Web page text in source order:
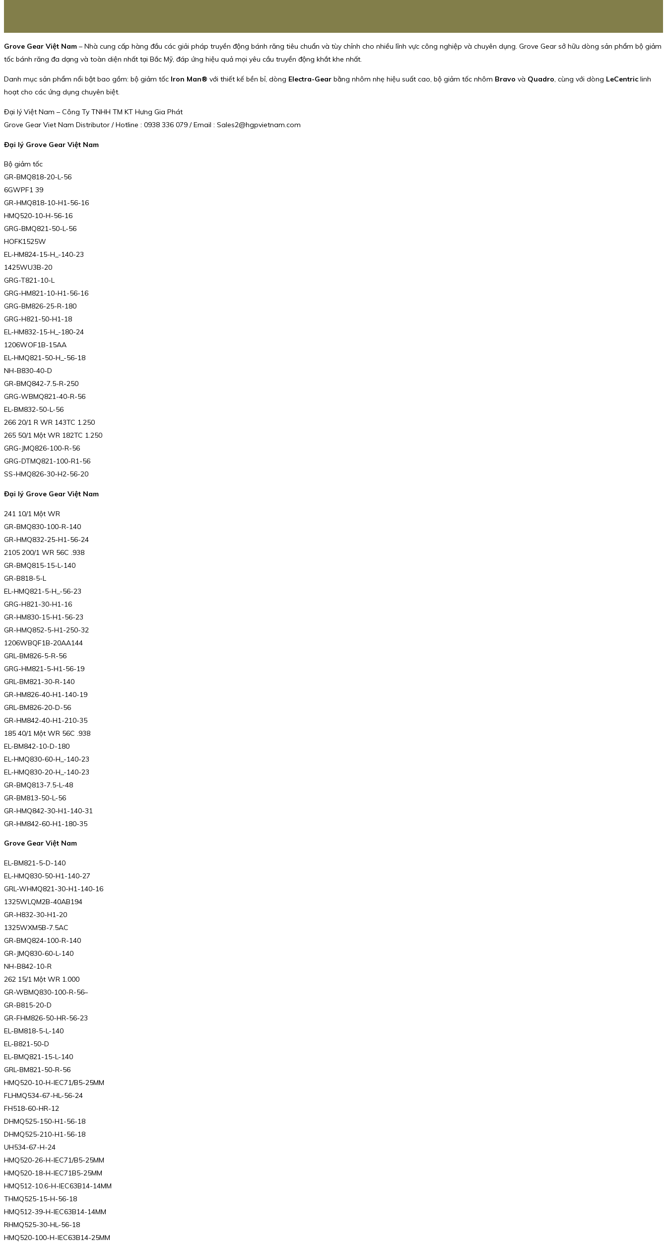
Grove Gear Việt Nam – Nhà cung cấp hàng đầu các giải pháp truyền động bánh răng tiêu chuẩn và tùy chỉnh cho nhiều lĩnh vực công nghiệp và chuyên dụng. Grove Gear sở hữu dòng sản phẩm bộ giảm
tốc bánh răng đa dạng và toàn diện nhất tại Bắc Mỹ, đáp ứng hiệu quả mọi yêu cầu truyền động khắt khe nhất.
Danh mục sản phẩm nổi bật bao gồm: bộ giảm tốc Iron Man® với thiết kế bền bỉ, dòng Electra-Gear bằng nhôm nhẹ hiệu suất cao, bộ giảm tốc nhôm Bravo và Quadro, cùng với dòng LeCentric linh
hoạt cho các ứng dụng chuyên biệt.
Đại lý Việt Nam – Công Ty TNHH TM KT Hưng Gia Phát
Grove Gear Viet Nam Distributor / Hotline : 0938 336 079 / Email : Sales2@hgpvietnam.com
Đại lý Grove Gear Việt Nam
Bộ giảm tốc
GR-BMQ818-20-L-56
6GWPF1 39
GR-HMQ818-10-H1-56-16
HMQ520-10-H-56-16
GRG-BMQ821-50-L-56
HOFK1525W
EL-HM824-15-H_-140-23
1425WU3B-20
GRG-T821-10-L
GRG-HM821-10-H1-56-16
GRG-BM826-25-R-180
GRG-H821-50-H1-18
EL-HM832-15-H_-180-24
1206WOF1B-15AA
EL-HMQ821-50-H_-56-18
NH-B830-40-D
GR-BMQ842-7.5-R-250
GRG-WBMQ821-40-R-56
EL-BM832-50-L-56
266 20/1 R WR 143TC 1.250
265 50/1 Một WR 182TC 1.250
GRG-JMQ826-100-R-56
GRG-DTMQ821-100-R1-56
SS-HMQ826-30-H2-56-20
Đại lý Grove Gear Việt Nam
241 10/1 Một WR
GR-BMQ830-100-R-140
GR-HMQ832-25-H1-56-24
2105 200/1 WR 56C .938
GR-BMQ815-15-L-140
GR-B818-5-L
EL-HMQ821-5-H_-56-23
GRG-H821-30-H1-16
GR-HM830-15-H1-56-23
GR-HMQ852-5-H1-250-32
1206WBQF1B-20AA144
GRL-BM826-5-R-56
GRG-HM821-5-H1-56-19
GRL-BM821-30-R-140
GR-HM826-40-H1-140-19
GRL-BM826-20-D-56
GR-HM842-40-H1-210-35
185 40/1 Một WR 56C .938
EL-BM842-10-D-180
EL-HMQ830-60-H_-140-23
EL-HMQ830-20-H_-140-23
GR-BMQ813-7.5-L-48
GR-BM813-50-L-56
GR-HMQ842-30-H1-140-31
GR-HM842-60-H1-180-35
Grove Gear Việt Nam
EL-BM821-5-D-140
EL-HMQ830-50-H1-140-27
GRL-WHMQ821-30-H1-140-16
1325WLQM2B-40AB194
GR-H832-30-H1-20
1325WXM5B-7.5AC
GR-BMQ824-100-R-140
GR-JMQ830-60-L-140
NH-B842-10-R
262 15/1 Một WR 1.000
GR-WBMQ830-100-R-56–
GR-B815-20-D
GR-FHM826-50-HR-56-23
EL-BM818-5-L-140
EL-B821-50-D
EL-BMQ821-15-L-140
GRL-BM821-50-R-56
HMQ520-10-H-IEC71/B5-25MM
FLHMQ534-67-HL-56-24
FH518-60-HR-12
DHMQ525-150-H1-56-18
DHMQ525-210-H1-56-18
UH534-67-H-24
HMQ520-26-H-IEC71/B5-25MM
HMQ520-18-H-IEC71B5-25MM
HMQ512-10.6-H-IEC63B14-14MM
THMQ525-15-H-56-18
HMQ512-39-H-IEC63B14-14MM
RHMQ525-30-HL-56-18
HMQ520-100-H-IEC63B14-25MM